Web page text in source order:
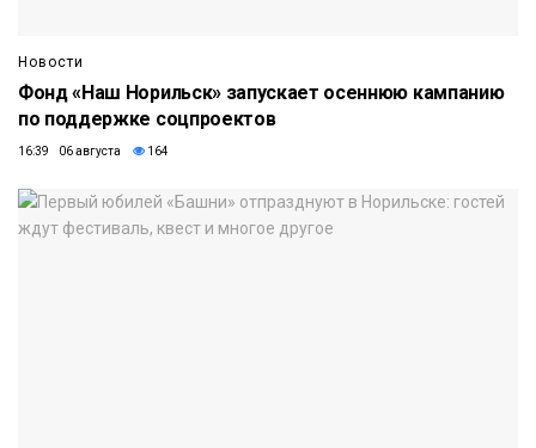
Новости
Фонд «Наш Норильск» запускает осеннюю кампанию
по поддержке соцпроектов
16:39 06 августа 164